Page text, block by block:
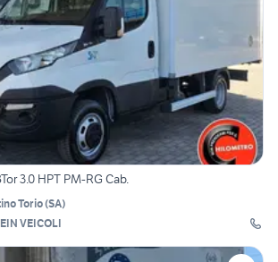
3.0 HPT PM-RG Cab.
Torio(SA)
VEICOLI